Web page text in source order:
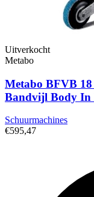
Uitverkocht
Metabo
Metabo BFVB
Bandvijl Body In
Schuurmachines
€595,47